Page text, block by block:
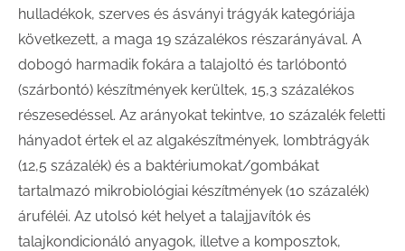
hulladékok, szerves és ásványi trágyák kategóriája
következett, a maga 19 százalékos részarányával. A
dobogó harmadik fokára a talajoltó és tarlóbontó
(szárbontó) készítmények kerültek, 15,3 százalékos
részesedéssel. Az arányokat tekintve, 10 százalék feletti
hányadot értek el az algakészítmények, lombtrágyák
(12,5 százalék) és a baktériumokat/gombákat
tartalmazó mikrobiológiai készítmények (10 százalék)
áruféléi. Az utolsó két helyet a talajjavítók és
talajkondicionáló anyagok, illetve a komposztok,